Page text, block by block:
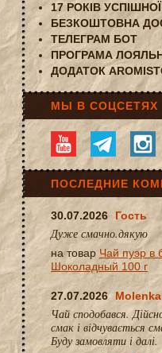
17 РОКІВ
БЕЗКОШТОВНА
ТЕЛЕГРАМ БОТ
ПРОГРАМА
ДОДАТОК
МЫ В СОЦСЕТЯХ
ПОСЛЕДНИЕ
30.07.2026 Гость
Дуже смачно.дякую
на товар Чай пуэр в
Шоколадный 100 г
27.07.2026 Molenka
Чай сподобався.
смак і відчувається
Буду замовляти і далі.